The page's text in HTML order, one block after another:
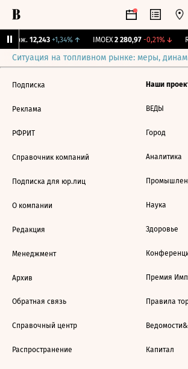
Бирж. 12,243 +1,34%↑ IMOEX 2 280,97 -0,21%↓
Ситуация на топливном рынке: меры,
Подписка
Реклама
РФРИТ
Справочник компаний
Подписка для юр.лиц
О компании
Редакция
Менеджмент
Архив
Обратная связь
Справочный центр
Распространение
Наши
ВЕДЫ
Город
Аналитика
Наука
Здоровье
Премия
Правила
Ведомости&
Капитал